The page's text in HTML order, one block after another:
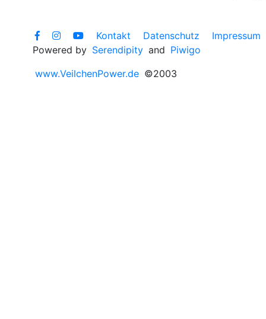
Kontakt Datenschutz
Impressum
Powered by Serendipity and Piwigo
www.VeilchenPower.de ©2003